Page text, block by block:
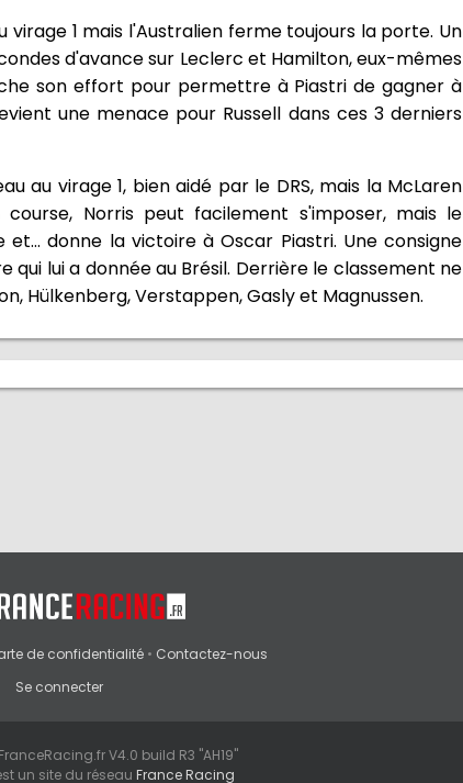
1 mais l'Australien ferme toujours la porte. Un
d'avance sur Leclerc et Hamilton, eux-mêmes
son effort pour permettre à Piastri de gagner à
une menace pour Russell dans ces 3 derniers
au virage 1, bien aidé par le DRS, mais la McLaren
Norris peut facilement s'imposer, mais le
donne la victoire à Oscar Piastri. Une consigne
lui a donnée au Brésil. Derrière le classement ne
Hülkenberg, Verstappen, Gasly et Magnussen.
de confidentialité• Contactez-nous
Se connecter
V4.0 build R3 "AH19"
un site du réseau France Racing